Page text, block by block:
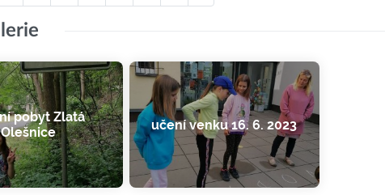
pobyt Zlatá
Olešnice
učení venku 16. 6. 2023